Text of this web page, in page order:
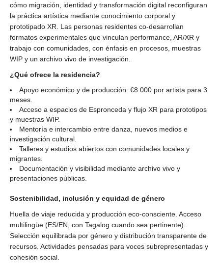
cómo migración, identidad y transformación digital reconfiguran
la práctica artística mediante conocimiento corporal y
prototipado XR. Las personas residentes co-desarrollan
formatos experimentales que vinculan performance, AR/XR y
trabajo con comunidades, con énfasis en procesos, muestras
WIP y un archivo vivo de investigación.
¿Qué ofrece la residencia?
Apoyo económico y de producción: €8.000 por artista para 3
meses.
Acceso a espacios de Espronceda y flujo XR para prototipos
y muestras WIP.
Mentoría e intercambio entre danza, nuevos medios e
investigación cultural.
Talleres y estudios abiertos con comunidades locales y
migrantes.
Documentación y visibilidad mediante archivo vivo y
presentaciones públicas.
Sostenibilidad, inclusión y equidad de género
Huella de viaje reducida y producción eco-consciente. Acceso
multilingüe (ES/EN, con Tagalog cuando sea pertinente).
Selección equilibrada por género y distribución transparente de
recursos. Actividades pensadas para voces subrepresentadas y
cohesión social.